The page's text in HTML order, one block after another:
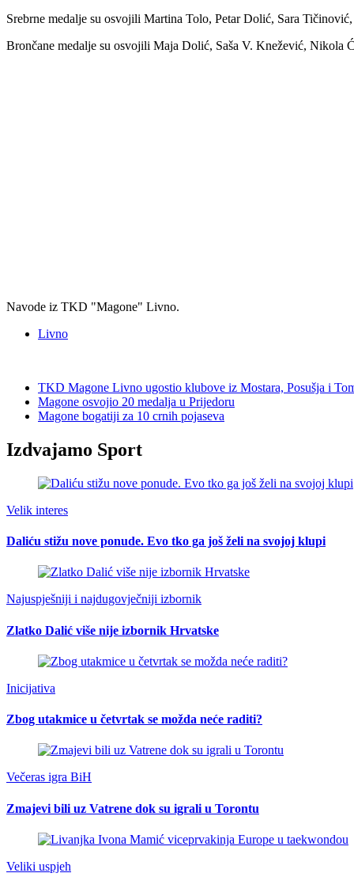
Srebrne medalje su osvojili Martina Tolo, Petar Dolić, Sara
Brončane medalje su osvojili Maja Dolić, Saša V. Knežević, Nikola
Navode iz TKD "Magone" Livno.
Livno
TKD Magone Livno ugostio klubove iz Mostara, Posušja i
Magone osvojio 20 medalja u Prijedoru
Magone bogatiji za 10 crnih pojaseva
Izdvajamo Sport
Velik interes
Daliću stižu nove ponude. Evo tko ga još želi na svojoj klupi
Najuspješniji i najdugovječniji izbornik
Zlatko Dalić više nije izbornik Hrvatske
Inicijativa
Zbog utakmice u četvrtak se možda neće raditi?
Večeras igra BiH
Zmajevi bili uz Vatrene dok su igrali u Torontu
Veliki uspjeh